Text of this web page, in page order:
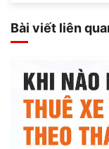
Bài viết liên